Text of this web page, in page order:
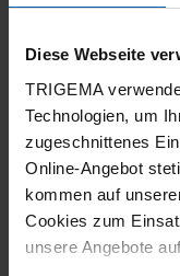
Diese Webseite
TRIGEMA
Technologien, um
zugeschnittenes
Online-Angebot
kommen auf
Cookies zum
unsere Angebote
Super Stoff,
angegebenen
immer.